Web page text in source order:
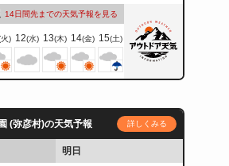
14日間先までの天気予報を見る
) 12(水) 13(木) 14(金) 15(土)
(弥彦村)の天気予報 詳しくみる
明日